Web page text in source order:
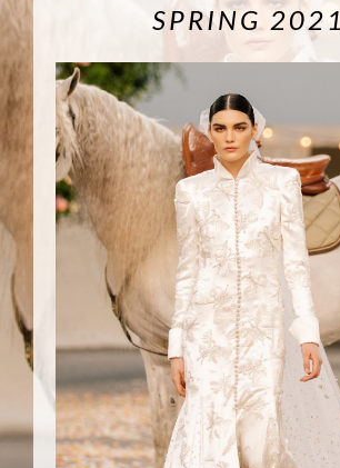
SPRING 2021